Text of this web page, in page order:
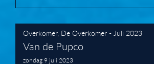
Overkomer, De Overkomer - Juli 2023
Van de Pupco
zondag 9 juli 2023